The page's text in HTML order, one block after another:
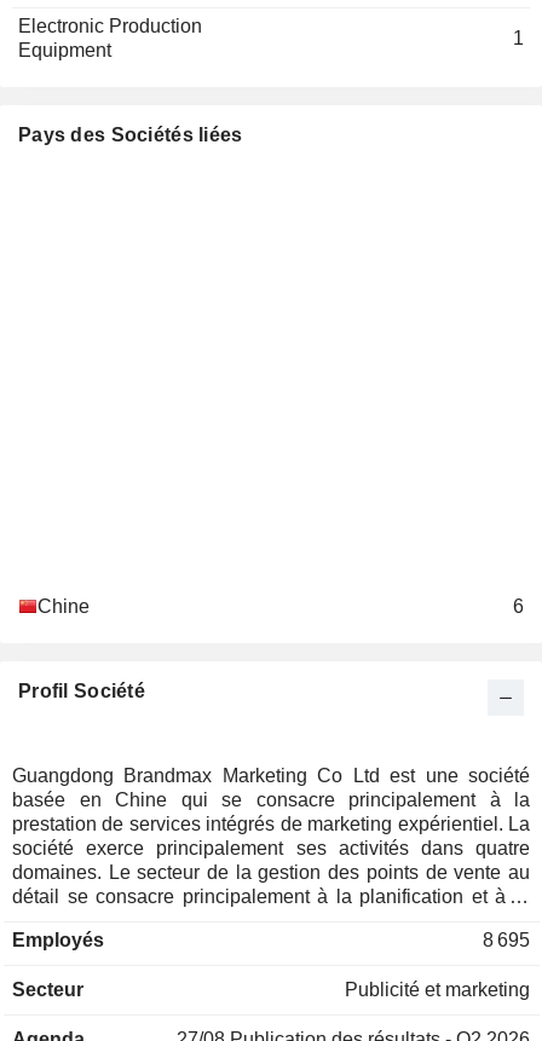
Electronic Production
Equipment
1
Pays des Sociétés liées
Chine 6
Profil Société
Guangdong Brandmax Marketing Co Ltd est une société
basée en Chine qui se consacre principalement à la
prestation de services intégrés de marketing expérientiel. La
société exerce principalement ses activités dans quatre
domaines. Le secteur de la gestion des points de vente au
détail se consacre principalement à la planification et à la
secteur de la vente au détail numérique se consacre
numériques sur divers canaux de vente en ligne. Le secteur
Employés 8 695
Secteur Publicité et marketing